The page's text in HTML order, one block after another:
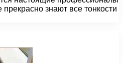
прекрасно знают все тонкости